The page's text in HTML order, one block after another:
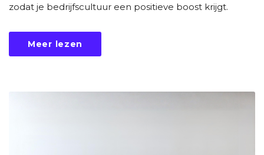
zodat je bedrijfscultuur een positieve boost krijgt.
Meer lezen